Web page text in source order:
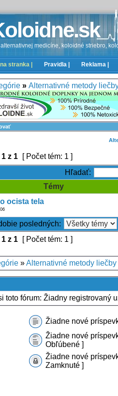
medicíne, koloidné striebro,
stranka | Pravidla | Reklama |
» Alternativné metody
1 z 1
[ Počet tém: 1 ]
Hľadať:
Témy
ocista tela
posledných:
1 z 1 [ Počet tém: 1 ]
»Alternativné metody liečby
toto fórum: Žiadny registrovaný
Žiadne nové
Žiadne nové
Obľúbené ]
Žiadne nové
Zamknuté ]